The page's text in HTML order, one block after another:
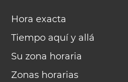
Hora exacta
Tiempo aquí y allá
Su zona horaria
Zonas horarias